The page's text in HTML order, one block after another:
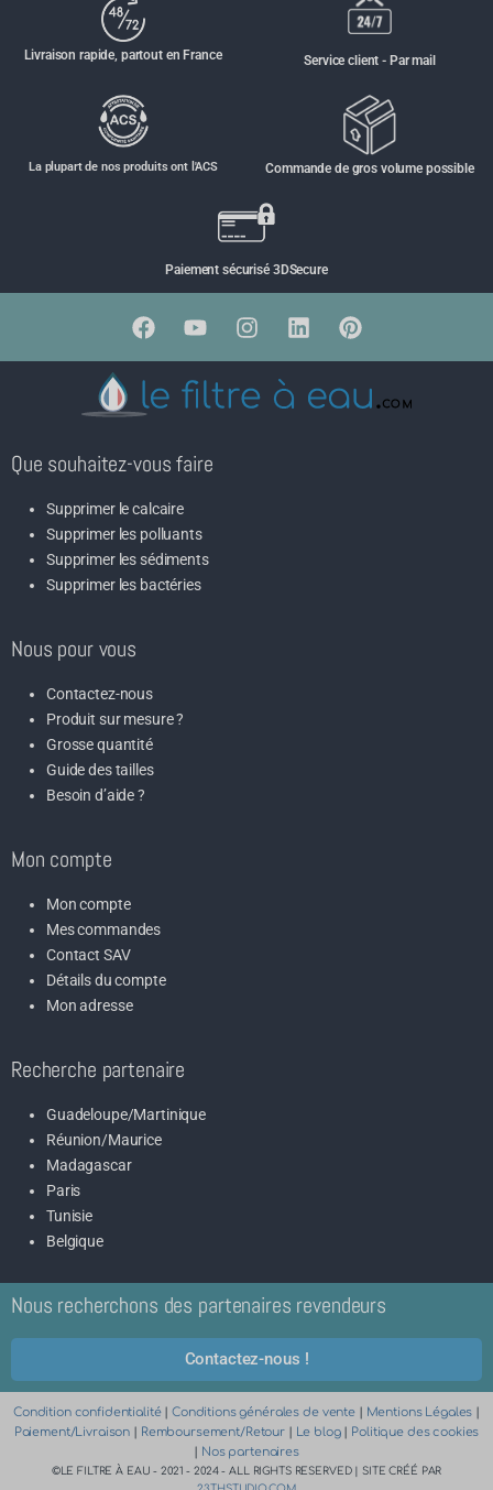
Livraison rapide, partout en France Service client - Par mail
La plupart de nos produits ont l'ACS Commande de gros volume possible
Paiement sécurisé 3DSecure
Que souhaitez-vous faire
Supprimer le calcaire
Supprimer les polluants
Supprimer les sédiments
Supprimer les bactéries
Nous pour vous
Contactez-nous
Produit sur mesure ?
Grosse quantité
Guide des tailles
Besoin d’aide ?
Mon compte
Mon compte
Mes commandes
Contact SAV
Détails du compte
Mon adresse
Recherche partenaire
Guadeloupe/Martinique
Réunion/Maurice
Madagascar
Paris
Tunisie
Belgique
Nous recherchons des partenaires revendeurs
Contactez-nous !
Condition confidentialité|Conditions générales de vente| Mentions Légales |
Paiement/Livraison | Remboursement/Retour | Le blog| Politique des cookies
| Nos partenaires
©LE FILTRE À EAU - 2021 - 2024 - ALL RIGHTS RESERVED | SITE CRÉÉ PAR